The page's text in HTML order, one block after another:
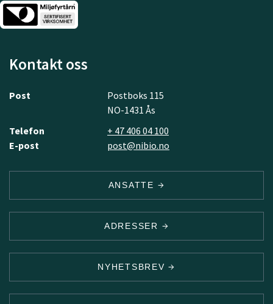
Kontakt oss
Post
Postboks 115
NO-1431 Ås
Telefon
+ 47 406 04 100
E-post
post@nibio.no
ANSATTE
ADRESSER
NYHETSBREV